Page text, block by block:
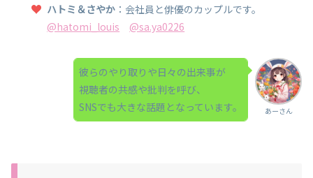
ハトミ＆さやか ：会社員と俳優のカップルです。
@hatomi_louis
@sa.ya0226
あーさん
彼らのやり取りや日々の出来事が
視聴者の共感や批判を呼び、
SNSでも大きな話題となっています。